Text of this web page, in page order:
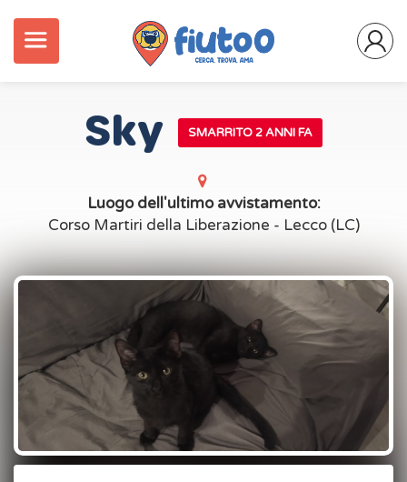
Sky SMARRITO 2 ANNI FA
Luogo dell'ultimo avvistamento:
Corso Martiri della Liberazione - Lecco (LC)